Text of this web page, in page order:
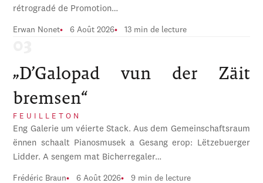
rétrogradé de Promotion…
Erwan Nonet 6 Août 2026 13 min de lecture
„D’Galopad vun der Zäit
bremsen“
FEUILLETON
Eng Galerie um véierte Stack. Aus dem Gemeinschaftsraum
ënnen schaalt Pianosmusek a Gesang erop: Lëtzebuerger
Lidder. A sengem mat Bicherregaler…
Frédéric Braun 6 Août 2026 9 min de lecture